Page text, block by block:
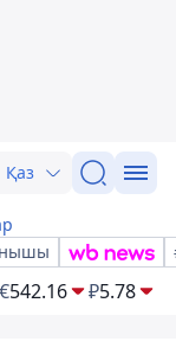
Қаз
€542.16 ₽5.78